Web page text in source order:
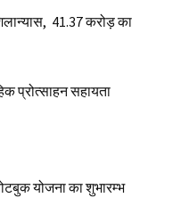
₹ 41.37 करोड़ का
प्रोत्साहन सहायता
योजना का शुभारम्भ